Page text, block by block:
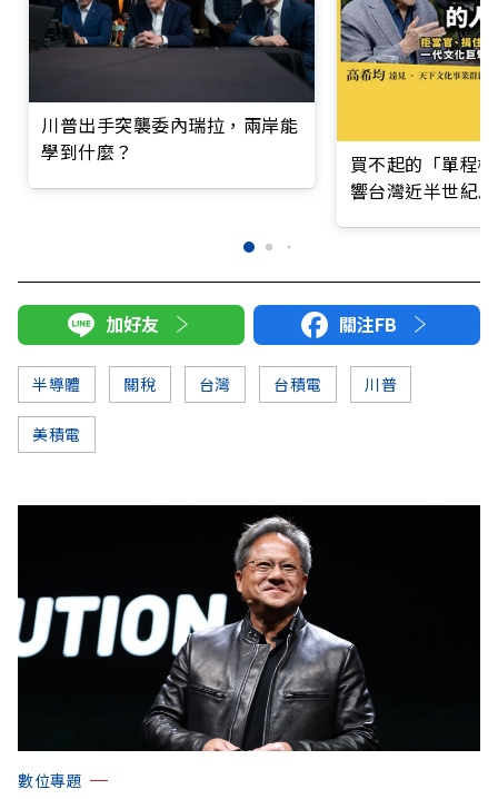
川普出手突襲委內瑞拉，兩岸能
學到什麼？
買不起的「單程
響台灣近半世紀
加好友 關注FB
半導體 關稅 台灣 台積電 川普
美積電
數位專題